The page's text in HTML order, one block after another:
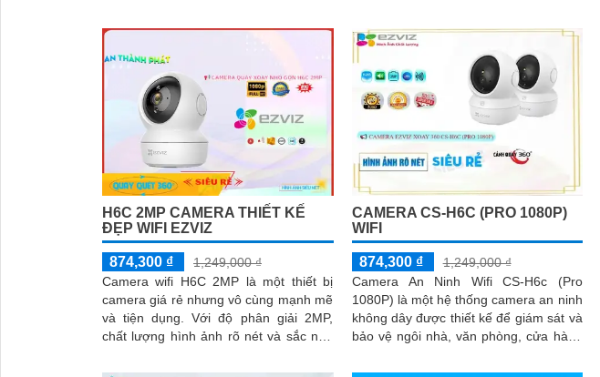
mở rộng khả năng giám sát ban đêm
với hồng ngoại lên đến 10m
H6C 2MP CAMERA THIẾT KẾ
ĐẸP WIFI EZVIZ
874,300 ₫
1,249,000 ₫
Camera wifi H6C 2MP là một thiết bị
camera giá rẻ nhưng vô cùng mạnh mẽ
và tiện dụng. Với độ phân giải 2MP,
chất lượng hình ảnh rõ nét và sắc nét.
CAMERA CS-H6C (PRO 1080P)
WIFI
874,300 ₫
1,249,000 ₫
Camera An Ninh Wifi CS-H6c (Pro
1080P) là một hệ thống camera an ninh
không dây được thiết kế để giám sát và
bảo vệ ngôi nhà, văn phòng, cửa hàng
Full HD 1080P, nó cung cấp hình ảnh